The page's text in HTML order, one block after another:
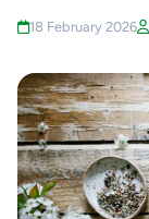
18 February 2026